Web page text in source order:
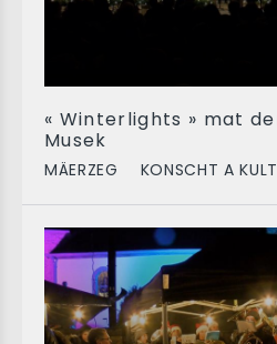
« Winterlights » mat
Musek
MÄERZEG KONSCHT A